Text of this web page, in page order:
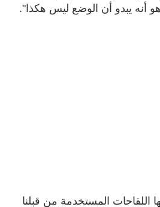
أنه يبدو أن الوضع ليس هكذا".
اللقاحات المستخدمة من قبلنا